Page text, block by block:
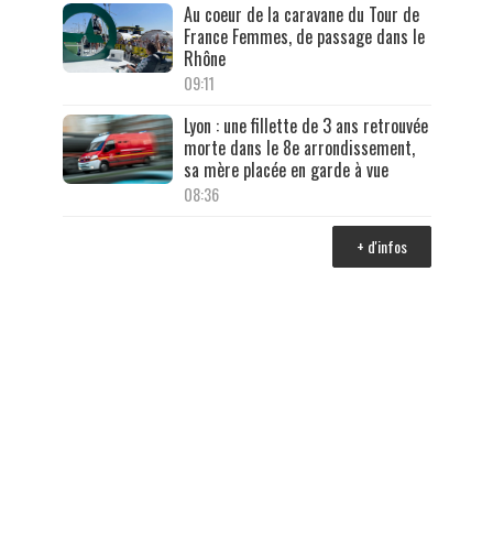
Au coeur de la caravane du Tour de
France Femmes, de passage dans le
Rhône
09:11
Lyon : une fillette de 3 ans retrouvée
morte dans le 8e arrondissement,
sa mère placée en garde à vue
08:36
+ d'infos